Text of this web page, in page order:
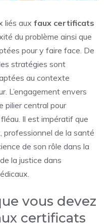
liés aux faux certificats
du problème ainsi que
pour y faire face. De
stratégies sont
au contexte
L’engagement envers
pilier central pour
Il est impératif que
, professionnel de la santé
de son rôle dans la
la justice dans
vous devez
certificats